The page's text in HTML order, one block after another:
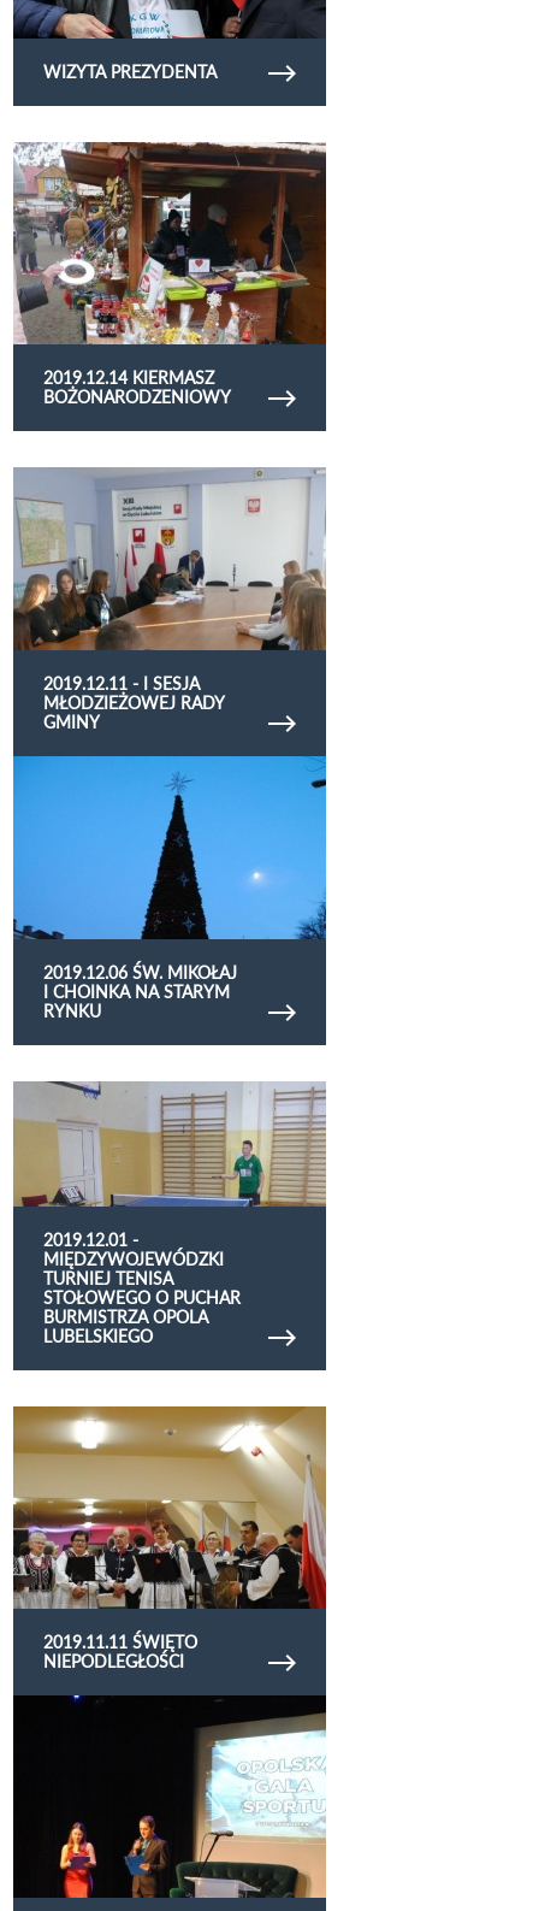
WIZYTA PREZYDENTA
2019.12.14 KIERMASZ
BOŻONARODZENIOWY
Obejrzyj galerię zdjęć 2019.12.14 kiermasz
bożonarodzeniowy
2019.12.11 - I SESJA
MŁODZIEŻOWEJ RADY
GMINY
Obejrzyj galerię zdjęć 2019.12.11 - I sesja
Młodzieżowej Rady Gminy
2019.12.06 ŚW. MIKOŁAJ
I CHOINKA NA STARYM
RYNKU
Obejrzyj galerię zdjęć 2019.12.06 Św. Mikołaj i
choinka na Starym Rynku
2019.12.01 -
MIĘDZYWOJEWÓDZKI
TURNIEJ TENISA
STOŁOWEGO O PUCHAR
BURMISTRZA OPOLA
LUBELSKIEGO
Obejrzyj galerię zdjęć 2019.12.01 -
Międzywojewódzki Turniej Tenisa Stołowego o
Puchar Burmistrza Opola Lubelskiego
2019.11.11 ŚWIĘTO
NIEPODLEGŁOŚCI
Obejrzyj galerię zdjęć 2019.11.11 Święto
Obejrzyj galerię zdjęć 2019.11.07 Opolska gala